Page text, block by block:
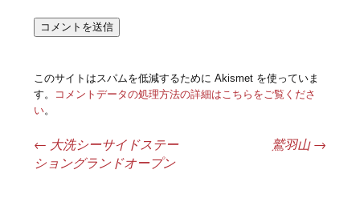
このサイトはスパムを低減するために Akismet を使っていま
す。
コメントデータの処理方法の詳細はこちらをご覧くださ
い。
投稿ナビゲーション
← 大洗シーサイドステー
ショングランドオープン
鷲羽山→